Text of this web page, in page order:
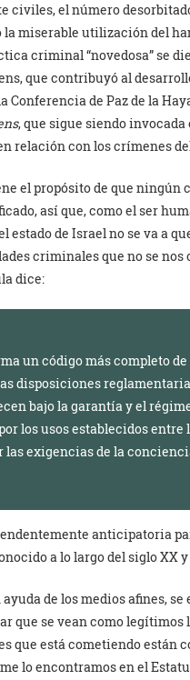
civiles, el número
la miserable utilización del
criminal “novedosa” se
que contribuyó al
Conferencia de Paz de la
, que sigue siendo
relación con los crímenes
el propósito de que ningún
así que, como el ser
estado de Israel no se va a
criminales que no se
dice:
un código más completo de
disposiciones
bajo la garantía y el
los usos establecidos
las exigencias de la
anticipatoria
a lo largo del siglo XX
de los medios afines,
que se vean como legítimos
que está cometiendo están
lo encontramos en el